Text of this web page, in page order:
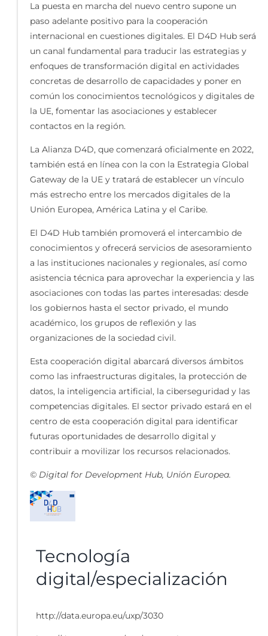
La puesta en marcha del nuevo centro supone un
paso adelante positivo para la cooperación
internacional en cuestiones digitales. El D4D Hub será
un canal fundamental para traducir las estrategias y
enfoques de transformación digital en actividades
concretas de desarrollo de capacidades y poner en
común los conocimientos tecnológicos y digitales de
la UE, fomentar las asociaciones y establecer
contactos en la región.
La Alianza D4D, que comenzará oficialmente en 2022,
también está en línea con la con la Estrategia Global
Gateway de la UE y tratará de establecer un vínculo
más estrecho entre los mercados digitales de la
Unión Europea, América Latina y el Caribe.
El D4D Hub también promoverá el intercambio de
conocimientos y ofrecerá servicios de asesoramiento
a las instituciones nacionales y regionales, así como
asistencia técnica para aprovechar la experiencia y las
asociaciones con todas las partes interesadas: desde
los gobiernos hasta el sector privado, el mundo
académico, los grupos de reflexión y las
organizaciones de la sociedad civil.
Esta cooperación digital abarcará diversos ámbitos
como las infraestructuras digitales, la protección de
datos, la inteligencia artificial, la ciberseguridad y las
competencias digitales. El sector privado estará en el
centro de esta cooperación digital para identificar
futuras oportunidades de desarrollo digital y
contribuir a movilizar los recursos relacionados.
© Digital for Development Hub, Unión Europea.
Tecnología
digital/especialización
http://data.europa.eu/uxp/3030